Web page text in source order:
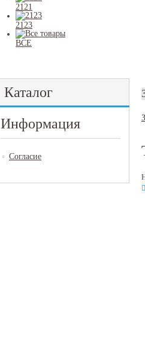
2121
2123
ВСЕ
Каталог
Информация
Согласие